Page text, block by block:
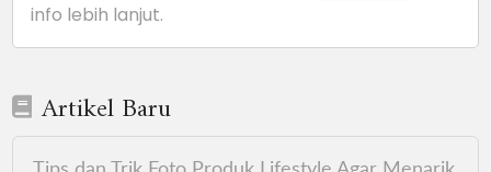
info lebih lanjut.
Artikel Baru